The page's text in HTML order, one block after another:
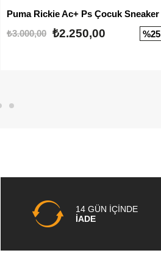
Puma Rickie Ac+ Ps Çocuk Sneaker
₺3.000,00 ₺2.250,00 %25
14 GÜN İÇİNDE
İADE